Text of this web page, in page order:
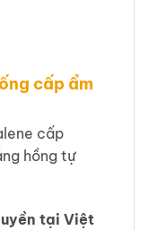
cấp ẩm
cấp
hồng tự
tại Việt